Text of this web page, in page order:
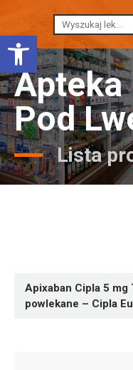
Otwórz pasek narzędzi
Apteka
Pod
Lista
Apixaban Cipla 5 mg
powlekane – Cipla